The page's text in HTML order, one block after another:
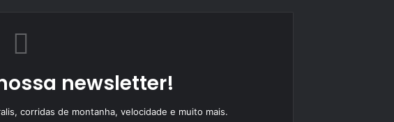
newsletter!
corridas de montanha, velocidade e muito mais.